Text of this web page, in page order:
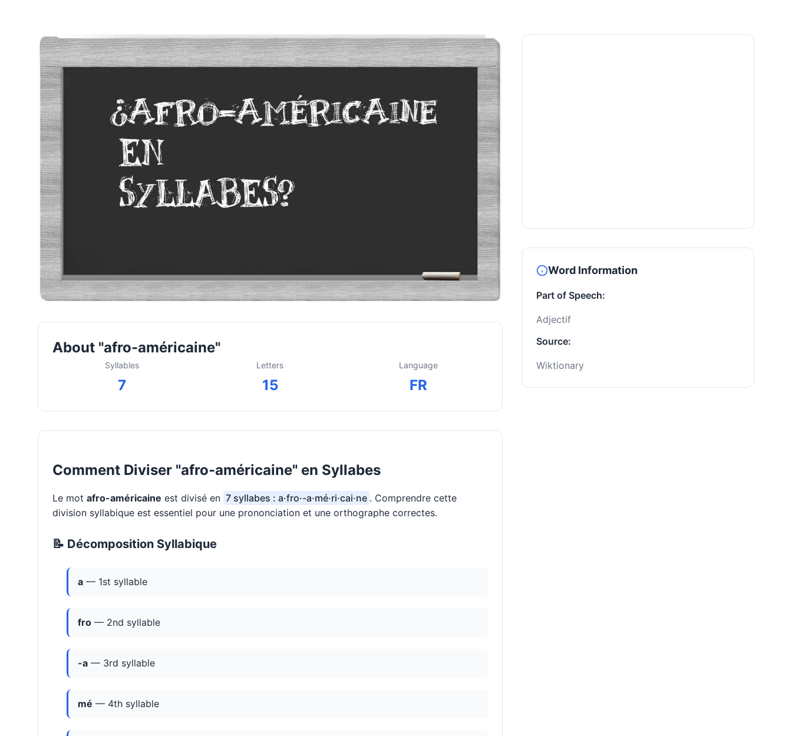
About "afro-américaine"
Syllables
7
Letters
15
Language
FR
Comment Diviser "afro-américaine" en Syllabes
Le mot afro-américaine est divisé en 7 syllabes : a·fro·-a·mé·ri·cai·ne . Comprendre cette
division syllabique est essentiel pour une prononciation et une orthographe correctes.
📝 Décomposition Syllabique
a — 1st syllable
fro — 2nd syllable
-a — 3rd syllable
mé — 4th syllable
Word Information
Part of Speech:
Adjectif
Source:
Wiktionary